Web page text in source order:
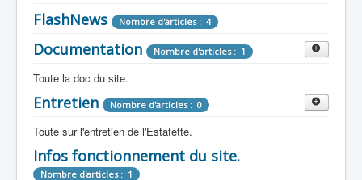
FlashNews Nombre d'articles : 4
Documentation Nombre d'articles : 1
Toute la doc du site.
Revue de Presse Nombre d'articles : 9
Tous les articles que l'on a vu sur l'estafette !
Camping Car Nombre d'articles : 3
Entretien Nombre d'articles : 0
Toute sur l'entretien de l'Estafette.
Mécanique Nombre d'articles : 0
Infos fonctionnement du site.
Nombre d'articles : 1